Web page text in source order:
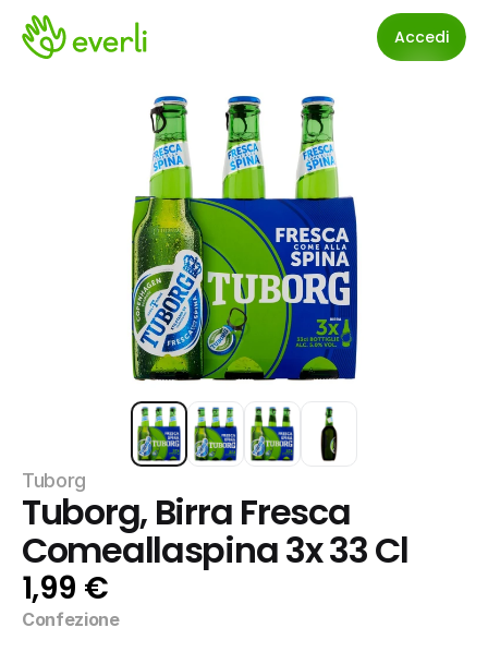
Accedi
Tuborg
Tuborg, Birra Fresca
Comeallaspina 3x 33 Cl
1,99 €
Confezione